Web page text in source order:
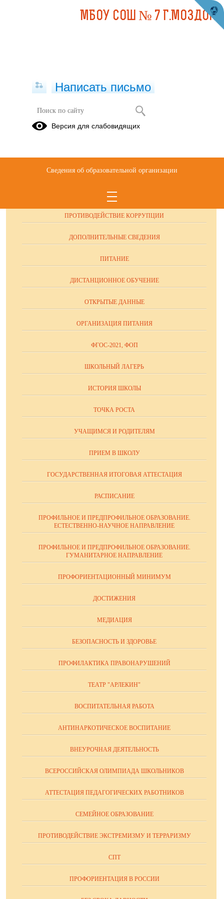
Публикации за 15.01.2026
ОБРАЩЕНИЯ ГРАЖДАН
ПРОТИВОДЕЙСТВИЕ КОРРУПЦИИ
ДОПОЛНИТЕЛЬНЫЕ СВЕДЕНИЯ
ПИТАНИЕ
ДИСТАНЦИОННОЕ ОБУЧЕНИЕ
ОТКРЫТЫЕ ДАННЫЕ
ОРГАНИЗАЦИЯ ПИТАНИЯ
ФГОС-2021, ФОП
ШКОЛЬНЫЙ ЛАГЕРЬ
ИСТОРИЯ ШКОЛЫ
ТОЧКА РОСТА
УЧАЩИМСЯ И РОДИТЕЛЯМ
ПРИЕМ В ШКОЛУ
ГОСУДАРСТВЕННАЯ ИТОГОВАЯ АТТЕСТАЦИЯ
РАСПИСАНИЕ
ПРОФИЛЬНОЕ И ПРЕДПРОФИЛЬНОЕ ОБРАЗОВАНИЕ.
ЕСТЕСТВЕННО-НАУЧНОЕ НАПРАВЛЕНИЕ
ПРОФИЛЬНОЕ И ПРЕДПРОФИЛЬНОЕ ОБРАЗОВАНИЕ.
ГУМАНИТАРНОЕ НАПРАВЛЕНИЕ
ПРОФОРИЕНТАЦИОННЫЙ МИНИМУМ
ДОСТИЖЕНИЯ
МЕДИАЦИЯ
БЕЗОПАСНОСТЬ И ЗДОРОВЬЕ
ПРОФИЛАКТИКА ПРАВОНАРУШЕНИЙ
ТЕАТР "АРЛЕКИН"
ВОСПИТАТЕЛЬНАЯ РАБОТА
АНТИНАРКОТИЧЕСКОЕ ВОСПИТАНИЕ
ВНЕУРОЧНАЯ ДЕЯТЕЛЬНОСТЬ
ВСЕРОССИЙСКАЯ ОЛИМПИАДА ШКОЛЬНИКОВ
АТТЕСТАЦИЯ ПЕДАГОГИЧЕСКИХ РАБОТНИКОВ
СЕМЕЙНОЕ ОБРАЗОВАНИЕ
ПРОТИВОДЕЙСТВИЕ ЭКСТРЕМИЗМУ И ТЕРРАРИЗМУ
СПТ
ПРОФОРИЕНТАЦИЯ В РОССИИ
МБОУ СОШ № 7 Г.МОЗДОКА
Написать письмо
Версия для слабовидящих
Сведения об образовательной организации